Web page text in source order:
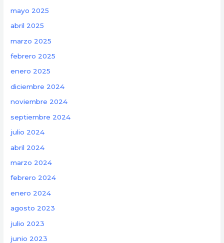
mayo 2025
abril 2025
marzo 2025
febrero 2025
enero 2025
diciembre 2024
noviembre 2024
septiembre 2024
julio 2024
abril 2024
marzo 2024
febrero 2024
enero 2024
agosto 2023
julio 2023
junio 2023